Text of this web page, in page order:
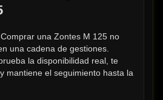
una Zontes M 125 no
una cadena de gestiones.
la disponibilidad real, te
mantiene el seguimiento hasta la